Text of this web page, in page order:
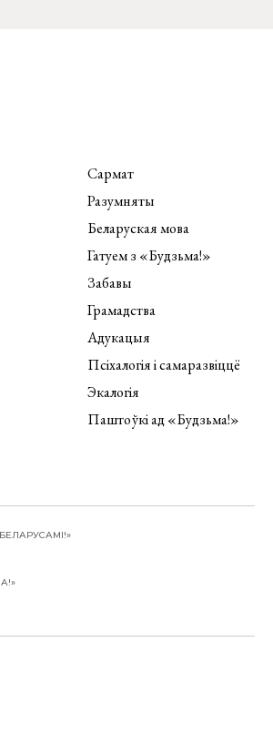
Сармат
Разумняты
Беларуская мова
Гатуем з «Будзьма!»
Забавы
Грамадства
Адукацыя
Псіхалогія і самаразвіццё
Экалогія
Паштоўкі ад «Будзьма!»